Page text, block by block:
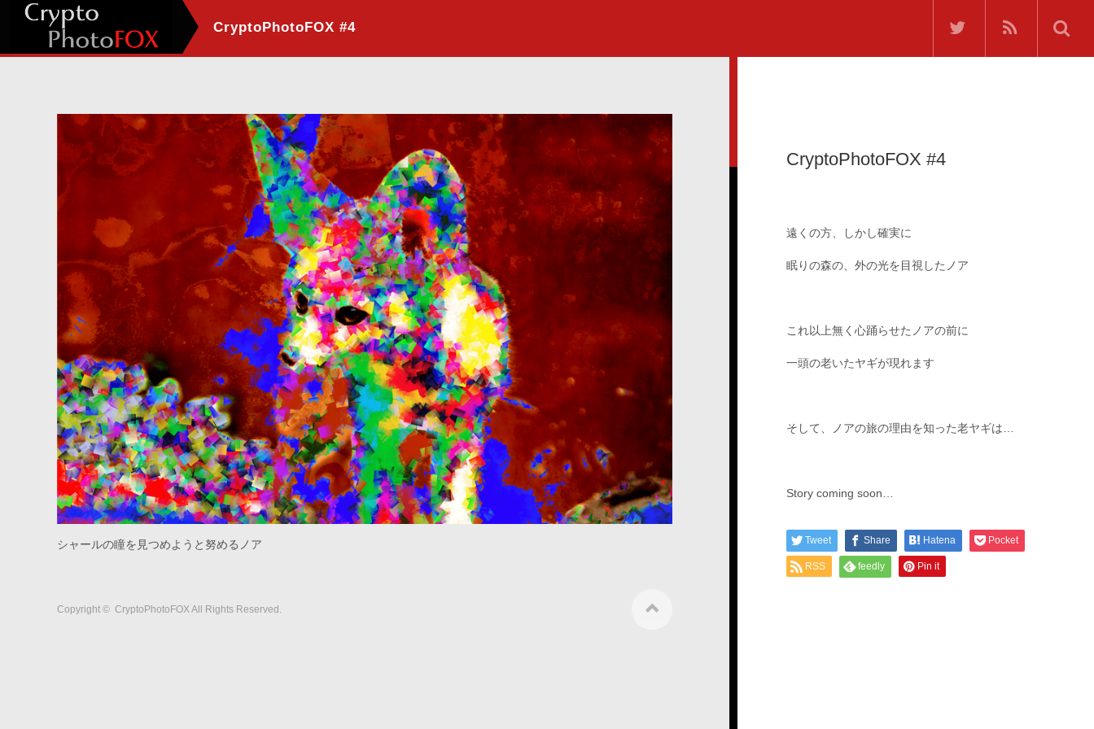
CryptoPhotoFOX #4
シャールの瞳を見つめようと努めるノア
Copyright © CryptoPhotoFOXAll Rights Reserved.
CryptoPhotoFOX #4
遠くの方、しかし確実に
眠りの森の、外の光を目視したノア
これ以上無く心踊らせたノアの前に
一頭の老いたヤギが現れます
そして、ノアの旅の理由を知った老ヤギは…
Story coming soon…
Tweet Share Hatena Pocket
RSS feedly Pin it